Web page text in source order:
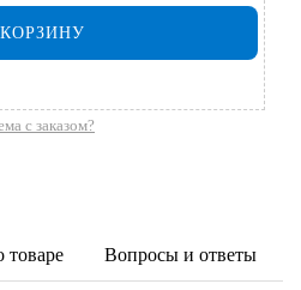
с заказом?
Вопросы и ответы